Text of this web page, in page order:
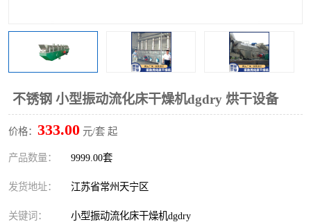
不锈钢 小型振动流化床干燥机dgdry 烘干设备
价格： 333.00 元/套 起
产品数量： 9999.00套
发货地址： 江苏省常州天宁区
关键词： 小型振动流化床干燥机dgdry